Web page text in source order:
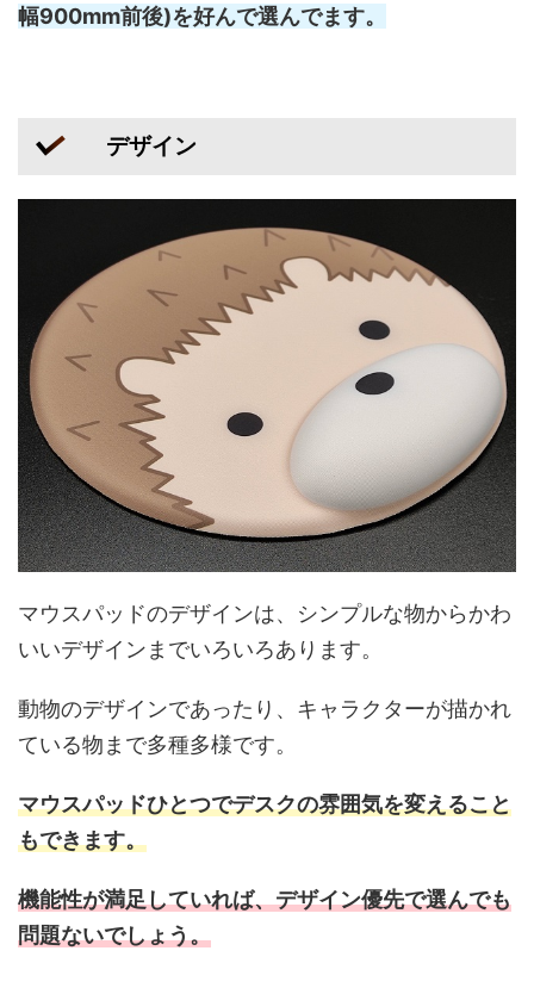
幅900mm前後)を好んで選んでます。
デザイン
マウスパッドのデザインは、シンプルな物からかわ
いいデザインまでいろいろあります。
動物のデザインであったり、キャラクターが描かれ
ている物まで多種多様です。
マウスパッドひとつでデスクの雰囲気を変えること
もできます。
機能性が満足していれば、デザイン優先で選んでも
問題ないでしょう。